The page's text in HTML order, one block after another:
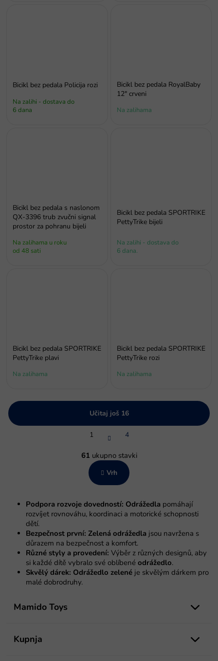
Bicikl bez pedala Policija rozi
Na zalihi - dostava do
6 dana
Bicikl bez pedala RoyalBaby
12" crveni
Na zalihama
Bicikl bez pedala s naslonom
QX-3396 trub zvučni signal
prostor za pohranu bijeli
Na zalihama u roku
od 48 sati
Bicikl bez pedala SPORTRIKE
PettyTrike bijeli
Na zalihi - dostava do
6 dana.
Bicikl bez pedala SPORTRIKE
PettyTrike plavi
Na zalihama
Bicikl bez pedala SPORTRIKE
PettyTrike rozi
Na zalihama
o
t
r
l
e
i
s
t
a
n
Učitaj još 16
P
a
i
n
a
i
a
1 4
61 ukupno stavki
Vrh
Podpora rozvoje dovedností: Odrážedla pomáhají
rozvíjet rovnováhu, koordinaci a motorické schopnosti
dětí.
Bezpečnost první: Zelená odrážedla jsou navržena s
důrazem na bezpečnost a komfort.
Různé styly a provedení: Výběr z různých designů, aby
si každé dítě vybralo své oblíbené odrážedlo.
Skvělý dárek: Odrážedlo zelené je skvělým dárkem pro
malé dobrodruhy.
Mamido Toys
Kupnja